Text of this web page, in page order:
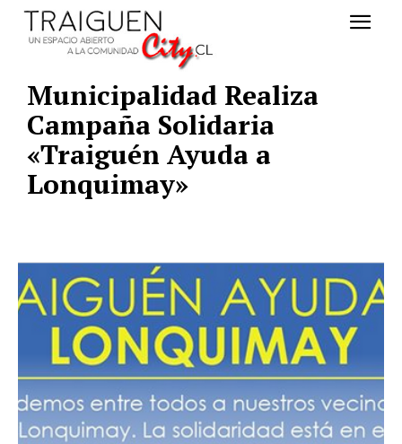
Municipalidad Realiza
Campaña Solidaria
«Traiguén Ayuda a
Lonquimay»